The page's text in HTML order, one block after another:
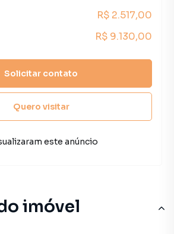
imóvel
R$ 2.517,00
R$ 9.130,00
Solicitar contato
Quero visitar
este anúncio